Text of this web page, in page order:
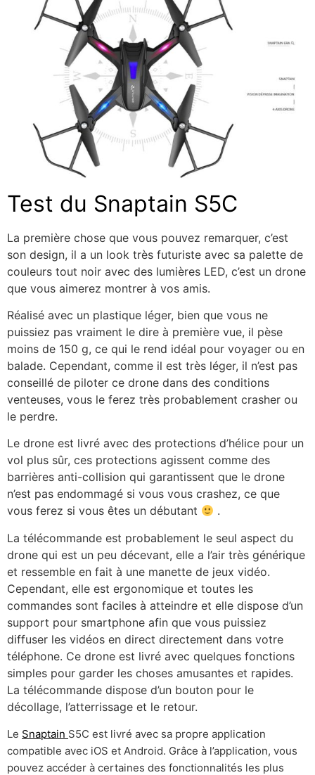
Test du Snaptain S5C
La première chose que vous pouvez remarquer, c’est
son design, il a un look très futuriste avec sa palette de
couleurs tout noir avec des lumières LED, c’est un drone
que vous aimerez montrer à vos amis.
Réalisé avec un plastique léger, bien que vous ne
puissiez pas vraiment le dire à première vue, il pèse
moins de 150 g, ce qui le rend idéal pour voyager ou en
balade. Cependant, comme il est très léger, il n’est pas
conseillé de piloter ce drone dans des conditions
venteuses, vous le ferez très probablement crasher ou
le perdre.
Le drone est livré avec des protections d’hélice pour un
vol plus sûr, ces protections agissent comme des
barrières anti-collision qui garantissent que le drone
n’est pas endommagé si vous vous crashez, ce que
vous ferez si vous êtes un débutant
.
La télécommande est probablement le seul aspect du
drone qui est un peu décevant, elle a l’air très générique
et ressemble en fait à une manette de jeux vidéo.
Cependant, elle est ergonomique et toutes les
commandes sont faciles à atteindre et elle dispose d’un
support pour smartphone afin que vous puissiez
diffuser les vidéos en direct directement dans votre
téléphone. Ce drone est livré avec quelques fonctions
simples pour garder les choses amusantes et rapides.
La télécommande dispose d’un bouton pour le
décollage, l’atterrissage et le retour.
Le Snaptain S5C est livré avec sa propre application
compatible avec iOS et Android. Grâce à l’application, vous
pouvez accéder à certaines des fonctionnalités les plus